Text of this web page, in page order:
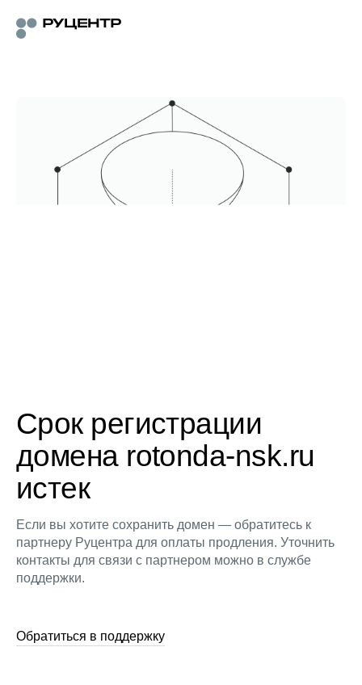
Срок регистрации
домена rotonda-nsk.ru
истек
Если вы хотите сохранить домен — обратитесь к
партнеру Руцентра для оплаты продления. Уточнить
контакты для связи с партнером можно в службе
поддержки.
Обратиться в поддержку